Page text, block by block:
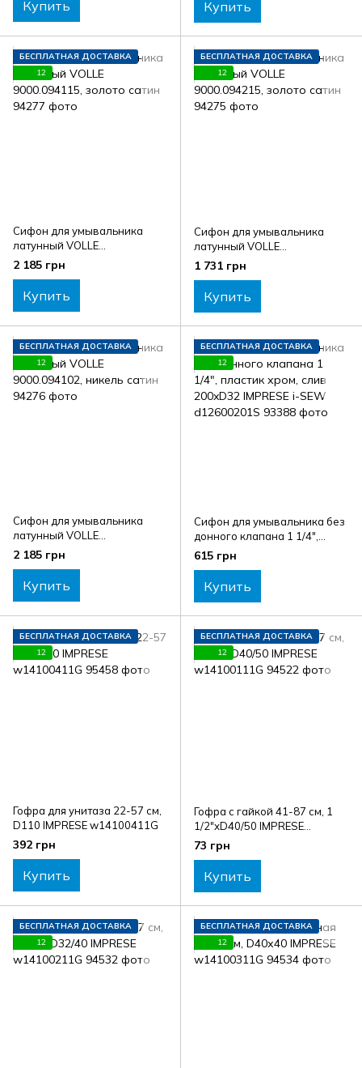
Купить Купить
БЕСПЛАТНАЯ ДОСТАВКА
12
Сифон для умывальника
латунный VOLLE
9000.094115, золото сатин
2 185 грн
Купить
БЕСПЛАТНАЯ ДОСТАВКА
12
Сифон для умывальника
латунный VOLLE
9000.094215, золото сатин
1 731 грн
Купить
БЕСПЛАТНАЯ ДОСТАВКА
12
Сифон для умывальника
латунный VOLLE
9000.094102, никель сатин
2 185 грн
Купить
БЕСПЛАТНАЯ ДОСТАВКА
12
Сифон для умывальника без
донного клапана 1 1/4",
пластик хром, слив 200xD32
IMPRESE i-SEW d12600201S
615 грн
Купить
БЕСПЛАТНАЯ ДОСТАВКА
12
Гофра для унитаза 22-57 см,
D110 IMPRESE w14100411G
392 грн
Купить
БЕСПЛАТНАЯ ДОСТАВКА
12
Гофра с гайкой 41-87 см, 1
1/2"хD40/50 IMPRESE
w14100111G
73 грн
Купить
БЕСПЛАТНАЯ ДОСТАВКА
12
БЕСПЛАТНАЯ ДОСТАВКА
12